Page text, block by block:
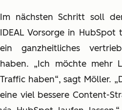
Im nächsten Schritt soll
IDEAL Vorsorge in
ein ganzheitliches
haben. „Ich möchte mehr
Traffic haben“, sagt Möller.
eine viel bessere Content-